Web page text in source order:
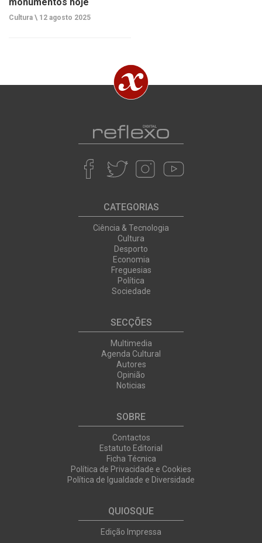
Cultura \ 12 agosto 2025
CATEGORIAS
Ciência & Tecnologia
Cultura
Desporto
Economia
Freguesias
Política
Sociedade
SECÇÕES
Multimedia
Agenda Cultural
Autores
Opinião
Noticias
SOBRE
Contactos
Estatuto Editorial
Ficha Técnica
Política de Privacidade e Cookies
Política de Igualdade e Diversidade
QUIOSQUE
Edição Impressa